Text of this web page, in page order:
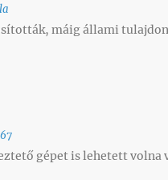
máig állami tulajdon
gépet is lehetett volna